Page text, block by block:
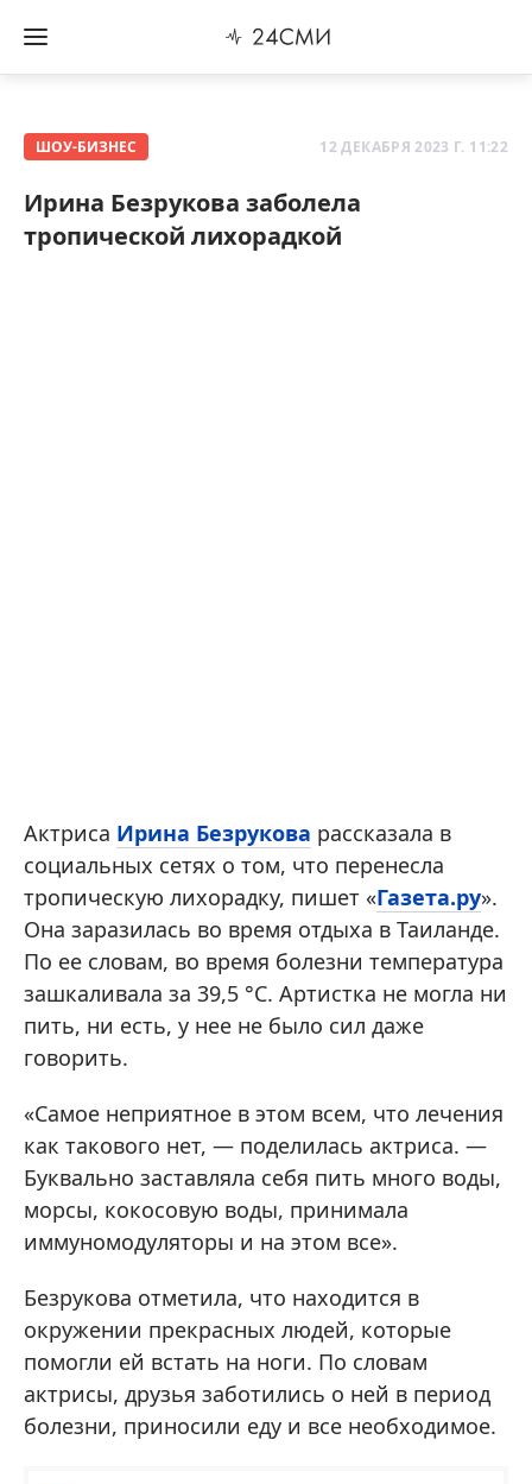
ШОУ-БИЗНЕС 12 ДЕКАБРЯ 2023 Г. 11:22
Ирина Безрукова заболела
тропической лихорадкой
Актриса Ирина Безрукова рассказала в
социальных сетях о том, что перенесла
тропическую лихорадку, пишет «Газета.ру».
Она заразилась во время отдыха в Таиланде.
По ее словам, во время болезни температура
зашкаливала за 39,5 °C. Артистка не могла ни
пить, ни есть, у нее не было сил даже
говорить.
«Самое неприятное в этом всем, что лечения
как такового нет, — поделилась актриса. —
Буквально заставляла себя пить много воды,
морсы, кокосовую воды, принимала
иммуномодуляторы и на этом все».
Безрукова отметила, что находится в
окружении прекрасных людей, которые
помогли ей встать на ноги. По словам
актрисы, друзья заботились о ней в период
болезни, приносили еду и все необходимое.